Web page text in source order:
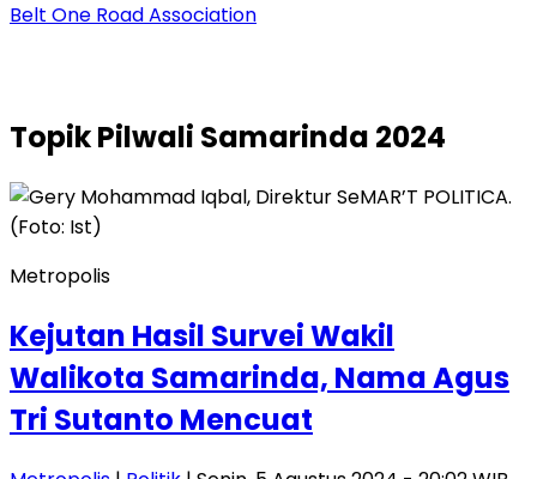
Belt One Road Association
TopikPilwali Samarinda 2024
Metropolis
Kejutan Hasil Survei Wakil
Walikota Samarinda, Nama Agus
Tri Sutanto Mencuat